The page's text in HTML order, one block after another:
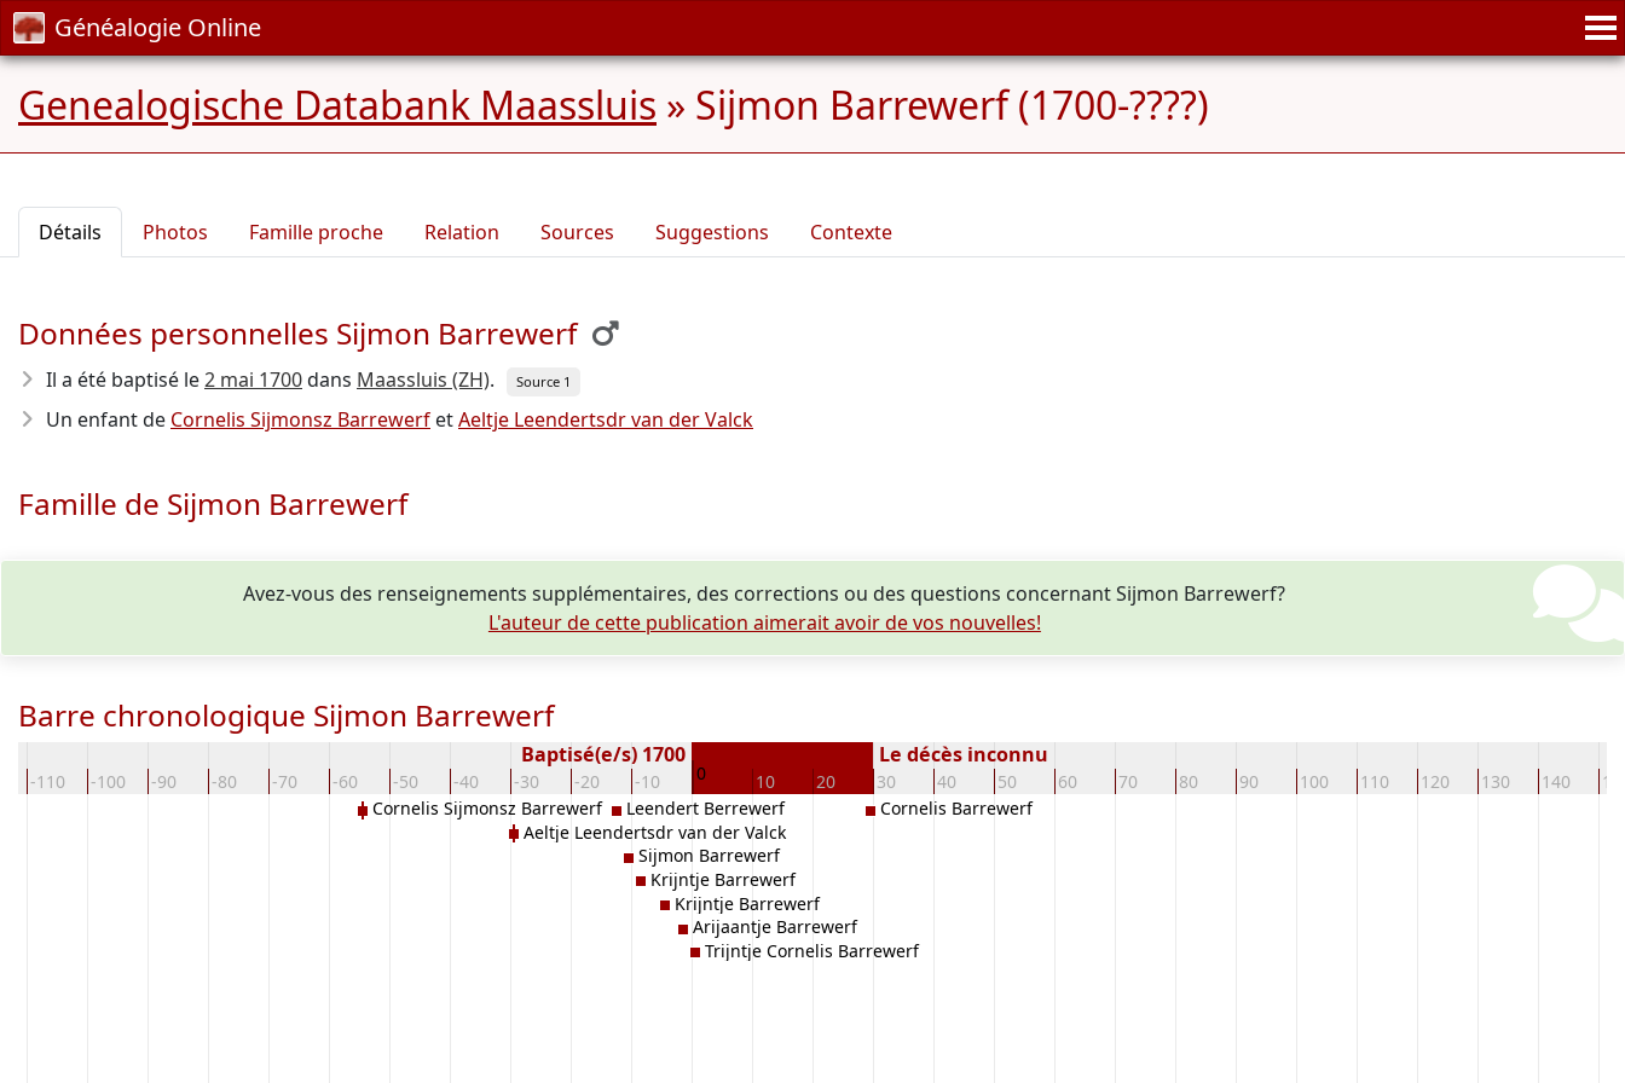
Généalogie Online
Genealogische Databank Maassluis » Sijmon Barrewerf (1700-????)
Détails Photos Famille proche Relation Sources Suggestions Contexte
Données personnelles Sijmon Barrewerf
Il a été baptisé le2 mai 1700dans Maassluis (ZH). Source 1
Un enfant de Cornelis Sijmonsz Barrewerf etAeltje Leendertsdr van der Valck
Famille de Sijmon Barrewerf
Avez-vous des renseignements supplémentaires, des corrections ou des questions concernant Sijmon Barrewerf?
L'auteur de cette publication aimerait avoir de vos nouvelles!
Barre chronologique Sijmon Barrewerf
-110 -100 -90 -80 -70 -60 -50 -40 -30 -20 -10 0 10 20 30 40 50 60 70 80 90 100 110 120 130 140
Baptisé(e/s) 1700 Le décès inconnu
Cornelis Sijmonsz Barrewerf
Aeltje Leendertsdr van der Valck
Leendert Berrewerf
Sijmon Barrewerf
Krijntje Barrewerf
Krijntje Barrewerf
Arijaantje Barrewerf
Trijntje Cornelis Barrewerf
Cornelis Barrewerf